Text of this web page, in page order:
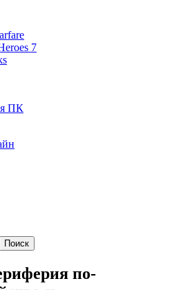
7
по-